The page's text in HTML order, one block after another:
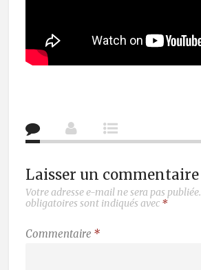
Laisser un commentaire
Votre adresse e-mail ne sera pas publiée.
obligatoires sont indiqués avec *
Commentaire *